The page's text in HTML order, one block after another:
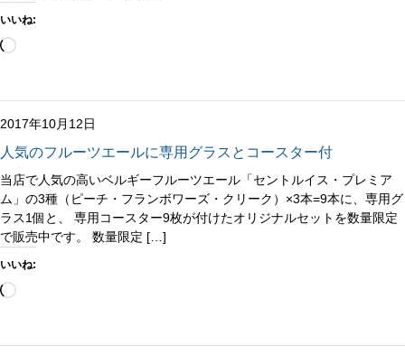
いいね:
読
み
中…
2017年10月12日
人気のフルーツエールに専用グラスとコースター付
当店で人気の高いベルギーフルーツエール「セントルイス・プレミア
ム」の3種（ピーチ・フランボワーズ・クリーク）×3本=9本に、専用グ
ラス1個と、 専用コースター9枚が付けたオリジナルセットを数量限定
で販売中です。 数量限定 […]
いいね:
読
み